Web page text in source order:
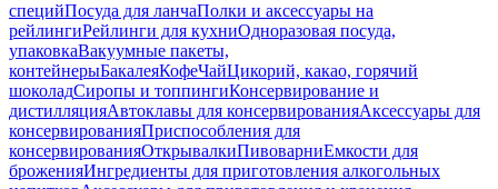
специйПосуда для ланчаПолки и аксессуары на
рейлингиРейлинги для кухниОдноразовая посуда,
упаковкаВакуумные пакеты,
контейнерыБакалеяКофеЧайЦикорий, какао, горячий
шоколадСиропы и топпингиКонсервирование и
дистилляцияАвтоклавы для консервированияАксессуары для
консервированияПриспособления для
консервированияОткрывалкиПивоварниЕмкости для
броженияИнгредиенты для приготовления алкогольных